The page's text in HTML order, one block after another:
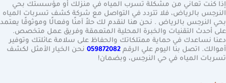
إذا كنت تعاني من مشكلة تسرب المياه في منزلك أو مؤسستك بحي
النرجس بالرياض، فلا تتردد في التواصل مع شركة كشف تسربات المياه
بحي النرجس بالرياض . نحن هنا لنقدم لك حلاً آمنًا وفعالًا وموثوقًا يعتمد
على أحدث التقنيات والخبرة المحلية المتعمقة وفريق عمل متخصص.
دعنا نساعدك في حماية ممتلكاتك والحفاظ على سلامة عائلتك وتوفير
أموالك. اتصل بنا اليوم علي الرقم 059872082 نحن الخيار الأمثل لكشف
تسربات المياه في حي النرجس، وبضمان!